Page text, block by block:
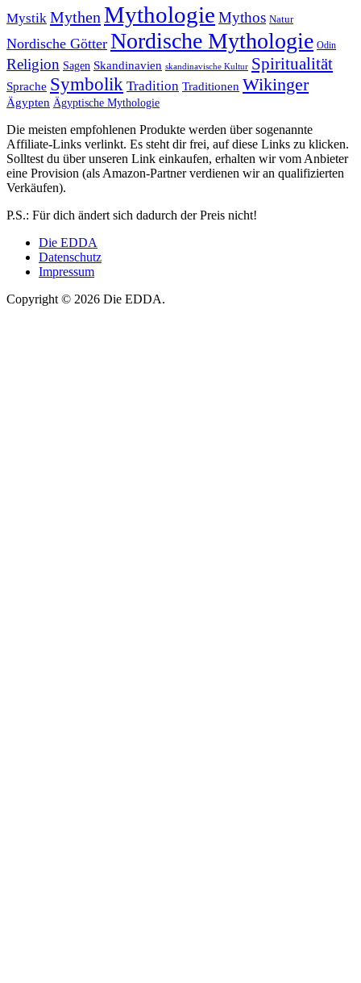
Mystik Mythen Mythologie Mythos Natur
Nordische Götter Nordische Mythologie Odin
Religion Sagen Skandinavien skandinavische Kultur Spiritualität
Sprache Symbolik Tradition Traditionen Wikinger
Ägypten Ägyptische Mythologie
Die meisten empfohlenen Produkte werden über sogenannte
Affiliate-Links verlinkt. Es steht dir frei, auf diese Links zu klicken.
Solltest du über unseren Link einkaufen, erhalten wir vom Anbieter
eine Provision (als Amazon-Partner verdienen wir an qualifizierten
Verkäufen).
P.S.: Für dich ändert sich dadurch der Preis nicht!
Die EDDA
Datenschutz
Impressum
Copyright © 2026 Die EDDA.